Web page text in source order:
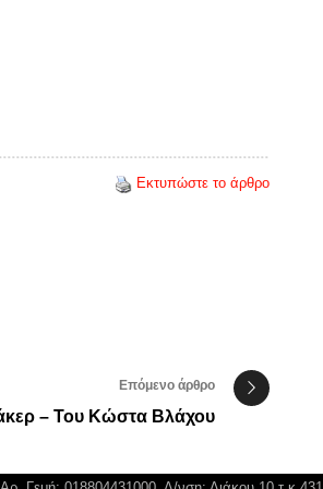
Εκτυπώστε το άρθρο
Επόμενο άρθρο
– Του Κώστα Βλάχου